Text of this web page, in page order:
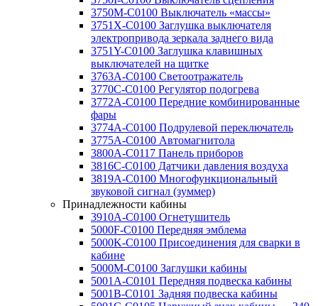
3750M-C0100 Выключатель «массы»
3751X-C0100 Заглушка выключателя
электропривода зеркала заднего вида
3751Y-C0100 Заглушка клавишных
выключателей на щитке
3763A-C0100 Светоотражатель
3770C-C0100 Регулятор подогрева
3772A-C0100 Передние комбинированные
фары
3774A-C0100 Подрулевой переключатель
3775A-C0100 Автомагнитола
3800A-C0117 Панель приборов
3816C-C0100 Датчики давления воздуха
3819A-C0100 Многофункциональный
звуковой сигнал (зуммер)
Принадлежности кабины
3910A-C0100 Огнетушитель
5000F-C0100 Передняя эмблема
5000K-C0100 Присоединения для сварки в
кабине
5000M-C0100 Заглушки кабины
5001A-C0101 Передняя подвеска кабины
5001B-C0101 Задняя подвеска кабины